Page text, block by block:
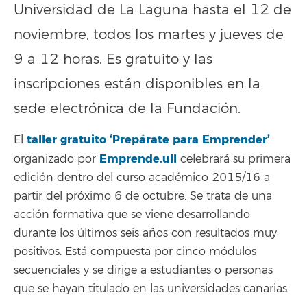
Universidad de La Laguna hasta el 12 de
noviembre, todos los martes y jueves de
9 a 12 horas. Es gratuito y las
inscripciones están disponibles en la
sede electrónica de la Fundación.
El taller gratuito ‘Prepárate para Emprender’
organizado por Emprende.ull celebrará su primera
edición dentro del curso académico 2015/16 a
partir del próximo 6 de octubre. Se trata de una
acción formativa que se viene desarrollando
durante los últimos seis años con resultados muy
positivos. Está compuesta por cinco módulos
secuenciales y se dirige a estudiantes o personas
que se hayan titulado en las universidades canarias